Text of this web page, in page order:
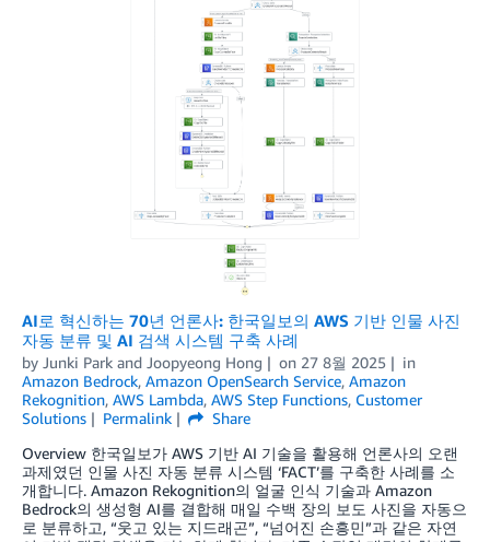
AI로 혁신하는 70년 언론사: 한국일보의 AWS 기반 인물 사진
자동 분류 및 AI 검색 시스템 구축 사례
by Junki Park and Joopyeong Hong on 27 8월 2025
in
Amazon Bedrock, Amazon OpenSearch Service, Amazon
Rekognition, AWS Lambda, AWS Step Functions, Customer
Solutions
Permalink
Share
Overview 한국일보가 AWS 기반 AI 기술을 활용해 언론사의 오랜
과제였던 인물 사진 자동 분류 시스템 ‘FACT’를 구축한 사례를 소
개합니다. Amazon Rekognition의 얼굴 인식 기술과 Amazon
Bedrock의 생성형 AI를 결합해 매일 수백 장의 보도 사진을 자동으
로 분류하고, “웃고 있는 지드래곤”, “넘어진 손흥민”과 같은 자연